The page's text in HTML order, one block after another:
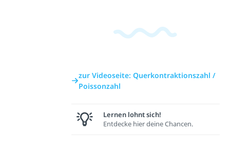
zur Videoseite: Querkontraktionszahl /
Poissonzahl
Lernen lohnt sich!
Entdecke hier deine Chancen.